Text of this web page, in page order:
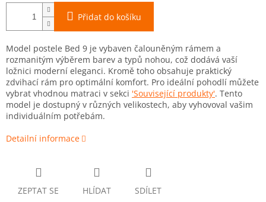
Přidat do košíku
Model postele Bed 9 je vybaven čalouněným rámem a
rozmanitým výběrem barev a typů nohou, což dodává vaší
ložnici moderní eleganci. Kromě toho obsahuje praktický
zdvihací rám pro optimální komfort. Pro ideální pohodlí můžete
vybrat vhodnou matraci v sekci 'Související produkty'. Tento
model je dostupný v různých velikostech, aby vyhovoval vašim
individuálním potřebám.
Detailní informace
ZEPTAT SE HLÍDAT SDÍLET